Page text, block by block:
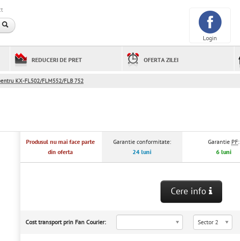
Login
REDUCERI DE PRET OFERTA ZILEI
KX-FL502/FLM552/FLB 752
Produsul nu mai face parte
din oferta
Garantie conformitate:
24 luni
Garantie PF:
6 luni
Cere info
Cost transport prin Fan Courier: Sector 2